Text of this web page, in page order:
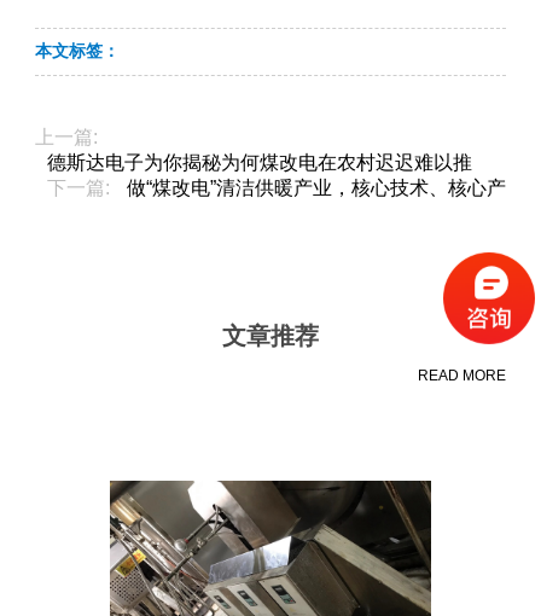
本文标签：
上一篇:
德斯达电子为你揭秘为何煤改电在农村迟迟难以推
下一篇:
做“煤改电”清洁供暖产业，核心技术、核心产
文章推荐
READ MORE